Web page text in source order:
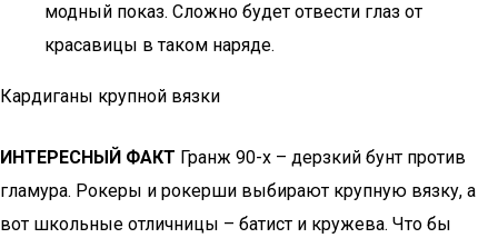
модный показ. Сложно будет отвести глаз от
красавицы в таком наряде.
Кардиганы крупной вязки
ИНТЕРЕСНЫЙ ФАКТ Гранж 90-х – дерзкий бунт против
гламура. Рокеры и рокерши выбирают крупную вязку, а
вот школьные отличницы – батист и кружева. Что бы